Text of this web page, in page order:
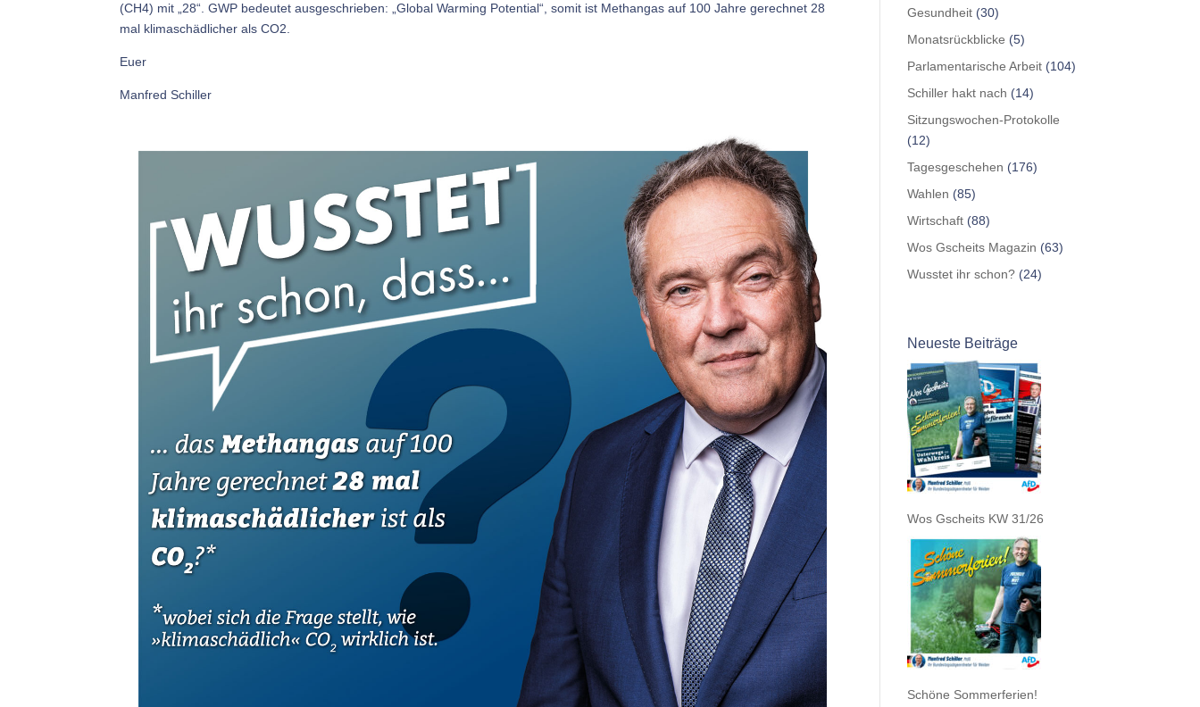
(CH4) mit „28“. GWP bedeutet ausgeschrieben: „Global Warming Potential“, somit ist Methangas auf 100 Jahre gerechnet 28
mal klimaschädlicher als CO2.
Euer
Manfred Schiller
Gesundheit (30)
Monatsrückblicke (5)
Parlamentarische Arbeit (104)
Schiller hakt nach (14)
Sitzungswochen-Protokolle
(12)
Tagesgeschehen (176)
Wahlen (85)
Wirtschaft (88)
Wos Gscheits Magazin (63)
Wusstet ihr schon? (24)
Neueste Beiträge
Wos Gscheits KW 31/26
Schöne Sommerferien!